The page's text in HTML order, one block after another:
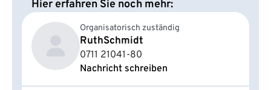
Hier erfahren Sie noch mehr:
Organisatorisch zuständig
RuthSchmidt
0711 21041-80
Nachricht schreiben